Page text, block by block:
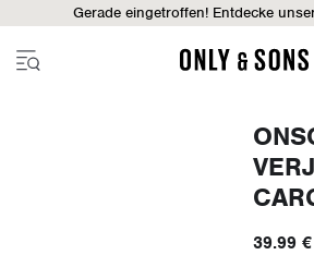
Gerade eingetroffen! Entdecke
39.99 €